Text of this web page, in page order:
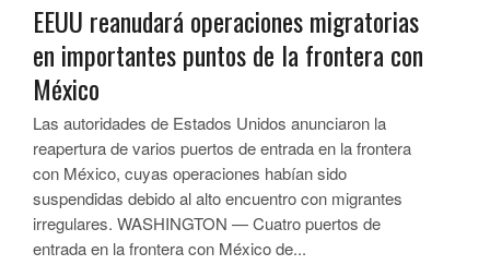
EEUU reanudará operaciones migratorias
en importantes puntos de la frontera con
México
Las autoridades de Estados Unidos anunciaron la
reapertura de varios puertos de entrada en la frontera
con México, cuyas operaciones habían sido
suspendidas debido al alto encuentro con migrantes
irregulares. WASHINGTON — Cuatro puertos de
entrada en la frontera con México de...